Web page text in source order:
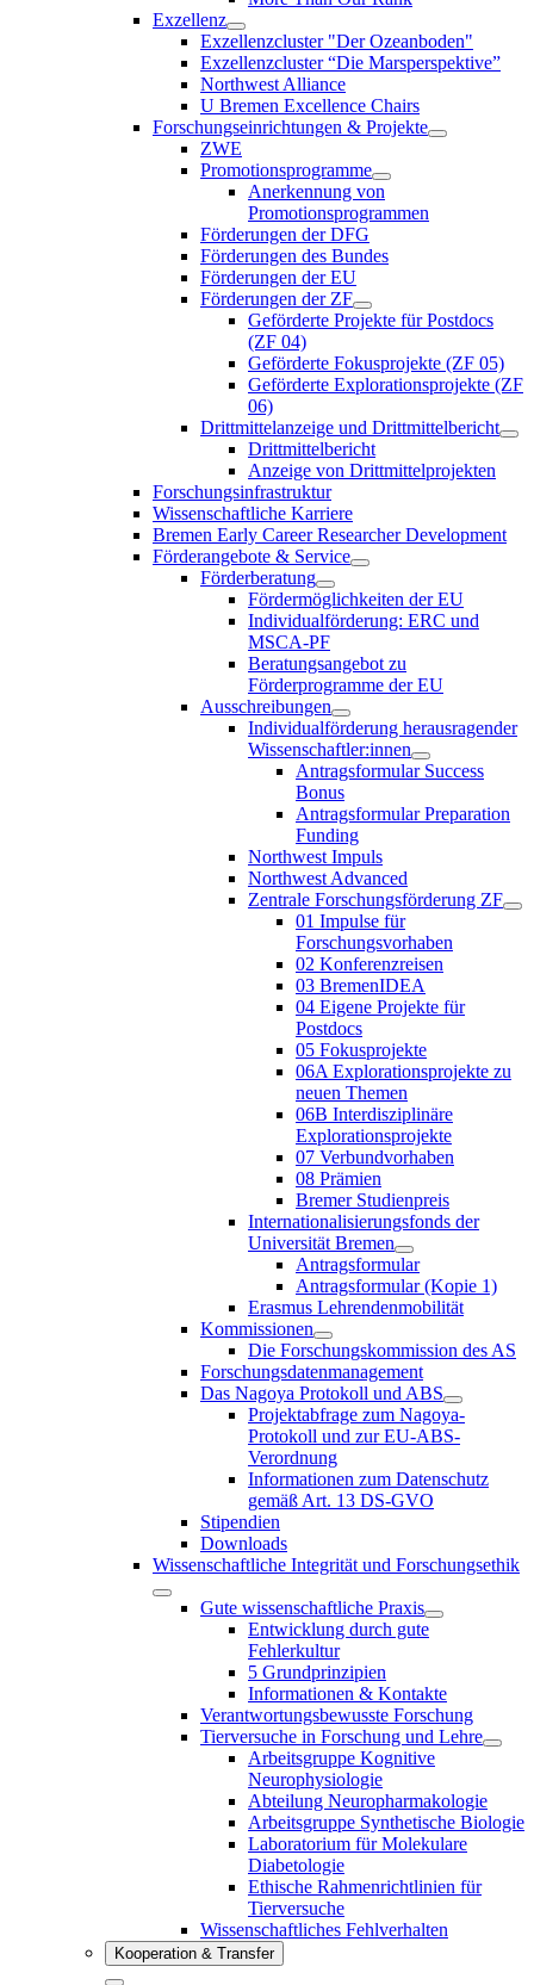
Exzellenz
Exzellenzcluster "Der Ozeanboden"
Exzellenzcluster “Die Marsperspektive”
Northwest Alliance
U Bremen Excellence Chairs
Forschungseinrichtungen & Projekte
ZWE
Promotionsprogramme
Anerkennung von
Promotionsprogrammen
Förderungen der DFG
Förderungen des Bundes
Förderungen der EU
Förderungen der ZF
Geförderte Projekte für Postdocs
(ZF 04)
Geförderte Fokusprojekte (ZF 05)
Geförderte Explorationsprojekte (ZF
06)
Drittmittelanzeige und Drittmittelbericht
Drittmittelbericht
Anzeige von Drittmittelprojekten
Forschungsinfrastruktur
Wissenschaftliche Karriere
Bremen Early Career Researcher Development
Förderangebote & Service
Förderberatung
Fördermöglichkeiten der EU
Individualförderung: ERC und
MSCA-PF
Beratungsangebot zu
Förderprogramme der EU
Ausschreibungen
Individualförderung herausragender
Wissenschaftler:innen
Antragsformular Success
Bonus
Antragsformular Preparation
Funding
Northwest Impuls
Northwest Advanced
Zentrale Forschungsförderung ZF
01 Impulse für
Forschungsvorhaben
02 Konferenzreisen
03 BremenIDEA
04 Eigene Projekte für
Postdocs
05 Fokusprojekte
06A Explorationsprojekte zu
neuen Themen
06B Interdisziplinäre
Explorationsprojekte
07 Verbundvorhaben
08 Prämien
Bremer Studienpreis
Internationalisierungsfonds der
Universität Bremen
Antragsformular
Antragsformular (Kopie 1)
Erasmus Lehrendenmobilität
Kommissionen
Die Forschungskommission des AS
Forschungsdatenmanagement
Das Nagoya Protokoll und ABS
Projektabfrage zum Nagoya-
Protokoll und zur EU-ABS-
Verordnung
Informationen zum Datenschutz
gemäß Art. 13 DS-GVO
Stipendien
Downloads
Wissenschaftliche Integrität und Forschungsethik
Gute wissenschaftliche Praxis
Entwicklung durch gute
Fehlerkultur
5 Grundprinzipien
Informationen & Kontakte
Verantwortungsbewusste Forschung
Tierversuche in Forschung und Lehre
Arbeitsgruppe Kognitive
Neurophysiologie
Abteilung Neuropharmakologie
Arbeitsgruppe Synthetische Biologie
Laboratorium für Molekulare
Diabetologie
Ethische Rahmenrichtlinien für
Tierversuche
Wissenschaftliches Fehlverhalten
Kooperation & Transfer